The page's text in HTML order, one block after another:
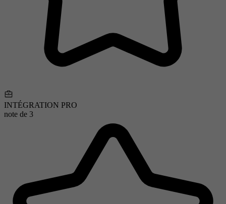
INTÉGRATION PRO
note de 3